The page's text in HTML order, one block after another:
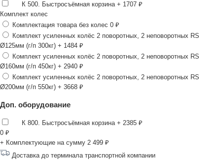
К 500. Быстросъёмная корзина + 1707 ₽
Комплект колес
Комплектация товара без колес 0 ₽
Комплект усиленных колёс 2 поворотных, 2 неповоротных RS
Ø125мм (г/п 300кг) + 1484 ₽
Комплект усиленных колёс 2 поворотных, 2 неповоротных RS
Ø160мм (г/п 450кг) + 2940 ₽
Комплект усиленных колёс 2 поворотных, 2 неповоротных RS
Ø200мм (г/п 550кг) + 3668 ₽
Доп. оборудование
К 800. Быстросъёмная корзина + 2385 ₽
0 ₽
+ Комплектующие на сумму 2 499 ₽
Доставка до терминала транспортной компании